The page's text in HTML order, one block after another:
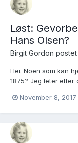
Løst:
Hans Olsen?
Birgit Gordon
Hei. Noen som kan
1875? Jeg leter etter
https://
hvor han bor...
November 8, 2017